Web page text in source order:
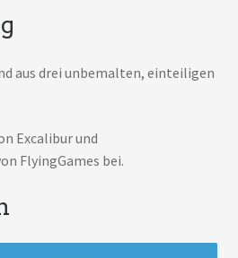
aus drei unbemalten, einteiligen
Excalibur und
FlyingGames bei.